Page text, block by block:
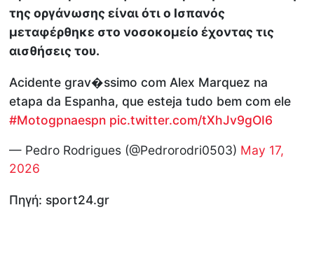
της οργάνωσης είναι ότι ο Ισπανός
μεταφέρθηκε στο νοσοκομείο έχοντας τις
αισθήσεις του.
Acidente grav�ssimo com Alex Marquez na
etapa da Espanha, que esteja tudo bem com ele
#Motogpnaespn pic.twitter.com/tXhJv9gOI6
— Pedro Rodrigues (@Pedrorodri0503) May 17,
2026
Πηγή: sport24.gr